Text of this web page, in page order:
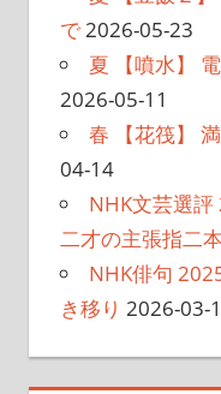
で2026-05-23
夏 【噴水】
2026-05-11
春 【花筏】
04-14
NHK文芸選
二才の主張指二本
NHK俳句
き移り 2026-03-